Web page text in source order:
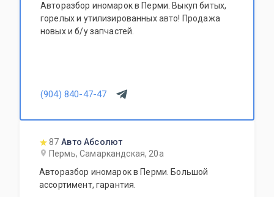
Авторазбор иномарок в Перми. Выкуп битых,
горелых и утилизированных авто! Продажа
новых и б/у запчастей.
(904) 840-47-47
87 Авто Абсолют
Пермь, Самаркандская, 20а
Авторазбор иномарок в Перми. Большой
ассортимент, гарантия.